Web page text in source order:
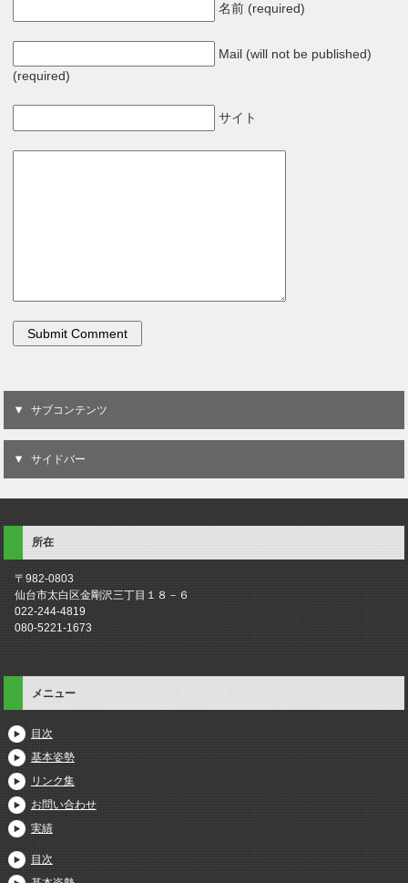
名前 (required)
Mail (will not be published)
(required)
サイト
サブコンテンツ
サイドバー
所在
〒982-0803
仙台市太白区金剛沢三丁目１８－６
022-244-4819
080-5221-1673
メニュー
目次
基本姿勢
リンク集
お問い合わせ
実績
目次